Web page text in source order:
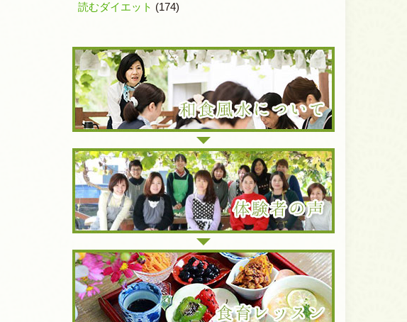
読むダイエット (174)